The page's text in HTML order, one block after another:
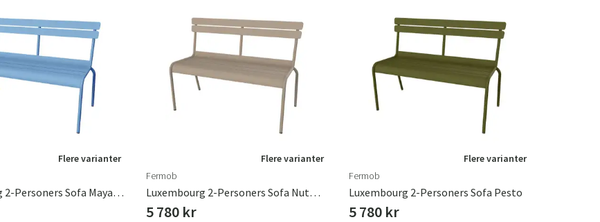
Flere varianter
Luxembourg 2-Personers Sofa Maya Blue
Flere varianter
Fermob
Luxembourg 2-Personers Sofa Nutmeg
5 780 kr
Flere varianter
Fermob
Luxembourg 2-Personers Sofa Pesto
5 780 kr